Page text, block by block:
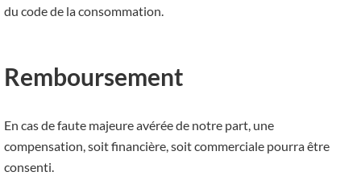
du code de la consommation.
Remboursement
En cas de faute majeure avérée de notre part, une
compensation, soit financière, soit commerciale pourra être
consenti.